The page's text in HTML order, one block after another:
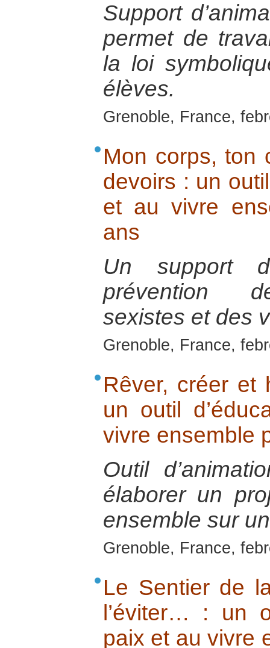
Support
permet de
la loi
élèves.
Grenoble, France,
Mon corps, ton
devoirs : un
et au vivre
ans
Un support
prévention
sexistes et des
Grenoble, France,
Rêver, créer et
un outil
vivre ensemble
Outil
élaborer un
ensemble sur
Grenoble, France,
Le Sentier de
l’éviter… : un
paix et au vivre